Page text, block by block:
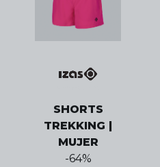
SHORTS
TREKKING |
MUJER
-64%